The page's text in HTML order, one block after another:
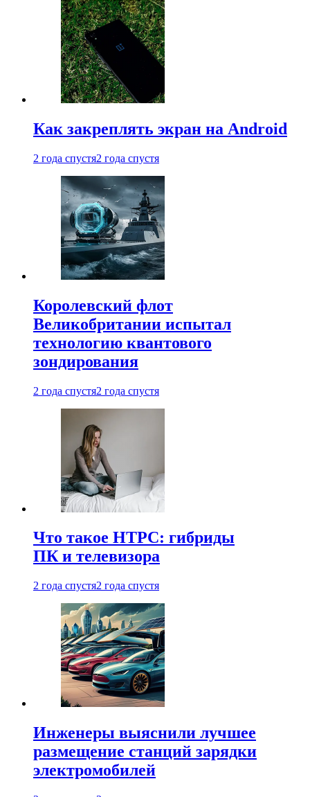
Как закреплять экран на Android
2 года спустя2 года спустя
Королевский флот
Великобритании испытал
технологию квантового
зондирования
2 года спустя2 года спустя
Что такое HTPC: гибриды
ПК и телевизора
2 года спустя2 года спустя
Инженеры выяснили лучшее
размещение станций зарядки
электромобилей